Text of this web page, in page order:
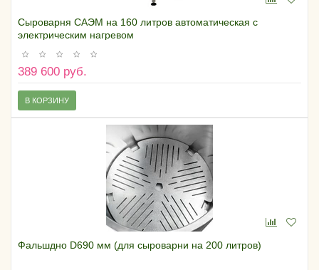
Сыроварня САЭМ на 160 литров автоматическая с
электрическим нагревом
389 600 руб.
В КОРЗИНУ
Фальшдно D690 мм (для сыроварни на 200 литров)